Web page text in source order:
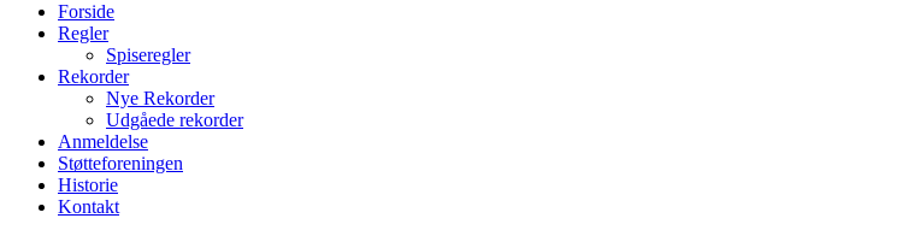
Forside
Regler
Spiseregler
Rekorder
Nye Rekorder
Udgåede rekorder
Anmeldelse
Støtteforeningen
Historie
Kontakt